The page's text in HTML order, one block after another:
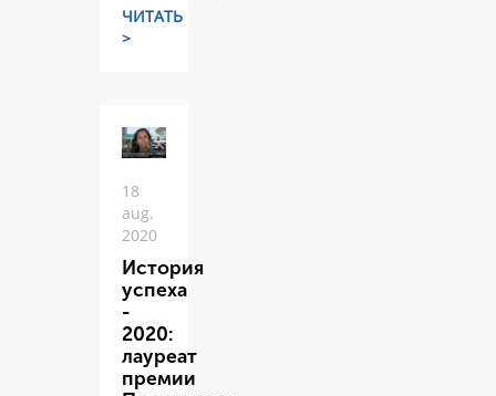
ЧИТАТЬ
>
18
aug.
2020
История
успеха
-
2020:
лауреат
премии